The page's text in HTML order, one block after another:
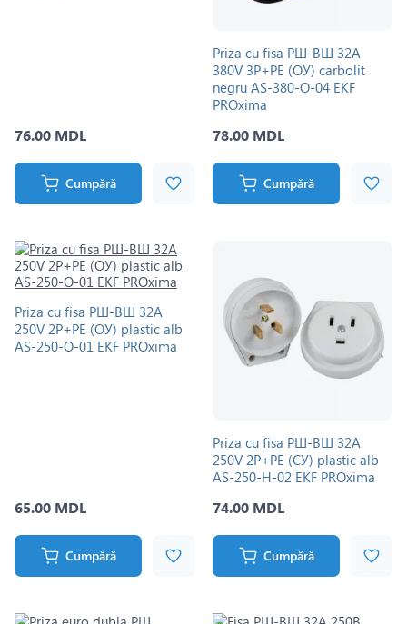
76.00 MDL
Cumpără
Priza cu fisa РШ-ВШ 32A
380V 3P+PE (ОУ) carbolit
negru AS-380-O-04 EKF
PROxima
78.00 MDL
Cumpără
Priza cu fisa РШ-ВШ 32A
250V 2P+PE (ОУ) plastic alb
AS-250-O-01 EKF PROxima
65.00 MDL
Cumpără
Priza cu fisa РШ-ВШ 32A
250V 2P+PE (CУ) plastic alb
AS-250-H-02 EKF PROxima
74.00 MDL
Cumpără